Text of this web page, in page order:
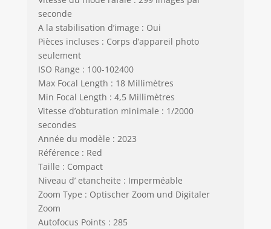
seconde
A la stabilisation d’image : Oui
Pièces incluses : Corps d’appareil photo
seulement
ISO Range : 100-102400
Max Focal Length : 18 Millimètres
Min Focal Length : 4,5 Millimètres
Vitesse d’obturation minimale : 1/2000
secondes
Année du modèle : 2023
Référence : Red
Taille : Compact
Niveau d’ etancheite : Imperméable
Zoom Type : Optischer Zoom und Digitaler
Zoom
Autofocus Points : 285